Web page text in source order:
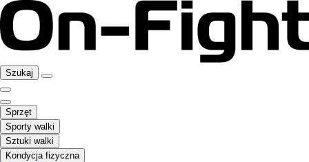
Szukaj
Sprzęt
Sporty walki
Sztuki walki
Kondycja fizyczna